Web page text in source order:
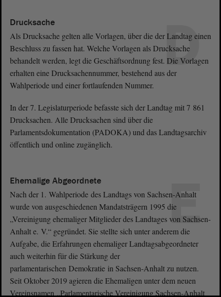
D
Drucksache
Als Drucksache gelten alle Vorlagen, über die der Landtag einen
Beschluss zu fassen hat. Welche Vorlagen als Drucksache
behandelt werden, legt die Geschäftsordnung fest. Die Vorlagen
erhalten eine Drucksachennummer, bestehend aus der
Wahlperiode und einer fortlaufenden Nummer.
In der 7. Legislaturperiode befasste sich der Landtag mit 7 861
Drucksachen. Alle Drucksachen sind über die
Parlamentsdokumentation (PADOKA) und das Landtagsarchiv
öffentlich und online zugänglich.
E
Ehemalige Abgeordnete
Nach der 1. Wahlperiode des Landtags von Sachsen-Anhalt
wurde von ausgeschiedenen Mandatsträgern 1995 die
„Vereinigung ehemaliger Mitglieder des Landtages von Sachsen-
Anhalt e. V.“ gegründet. Sie stellte sich unter anderem die
Aufgabe, die Erfahrungen ehemaliger Landtagsabgeordneter
auch weiterhin für die Stärkung der
parlamentarischen Demokratie in Sachsen-Anhalt zu nutzen.
Seit Oktober 2019 agieren die Ehemaligen unter dem neuen
Vereinsnamen „Parlamentarische Vereinigung Sachsen-Anhalt